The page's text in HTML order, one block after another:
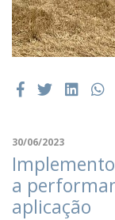
30/06/2023
a
aplicação